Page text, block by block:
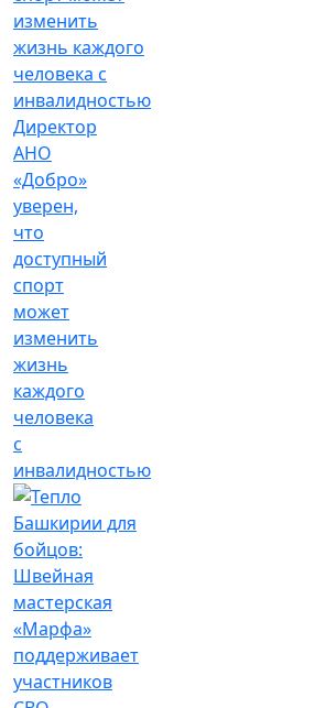
Директор
АНО
«Добро»
уверен,
что
доступный
спорт
может
изменить
жизнь
каждого
человека
с
инвалидностью